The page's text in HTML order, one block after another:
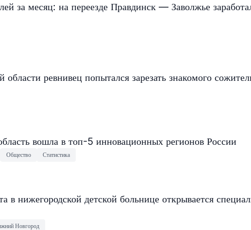
за месяц: на переезде Правдинск — Заволжье
области ревнивец попытался зарезать знакомого
вошла в топ-5 инновационных регионов России
Общество Статистика
в нижегородской детской больнице открывается
Новгород